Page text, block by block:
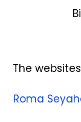
The
Roma